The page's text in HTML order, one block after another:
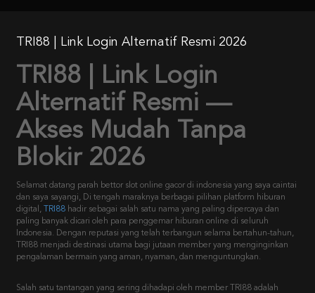
TRI88 | Link Login Alternatif Resmi 2026
TRI88 | Link Login
Alternatif Resmi —
Akses Mudah Tanpa
Blokir 2026
Selamat datang parah bettor slot online gacor di indonesia yang saya caintai
dan saya sayangi, Di tengah maraknya berbagai pilihan platform hiburan
digital,
TRI88 hadir sebagai salah satu nama yang paling dipercaya dan
paling banyak dicari oleh para penggemar hiburan online di seluruh
Indonesia. Dengan reputasi yang telah terbangun selama bertahun-tahun,
TRI88 menjadi destinasi utama bagi jutaan member yang menginginkan
pengalaman bermain yang aman, nyaman, dan menguntungkan.
Salah satu tantangan yang sering dihadapi oleh member TRI88 adalah